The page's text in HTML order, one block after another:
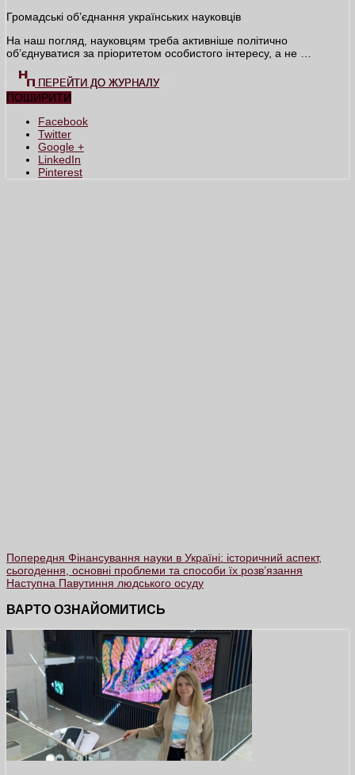
Громадські об’єднання українських науковців
На наш погляд, науковцям треба активніше політично
об’єднуватися за пріоритетом особистого інтересу, а не …
ПЕРЕЙТИ ДО ЖУРНАЛУ
ПОШИРИТИ
Facebook
Twitter
Google +
LinkedIn
Pinterest
Попередня Фінансування науки в Україні: історичний аспект,
сьогодення, основні проблеми та способи їх розв’язання
Наступна Павутиння людського осуду
ВАРТО ОЗНАЙОМИТИСЬ